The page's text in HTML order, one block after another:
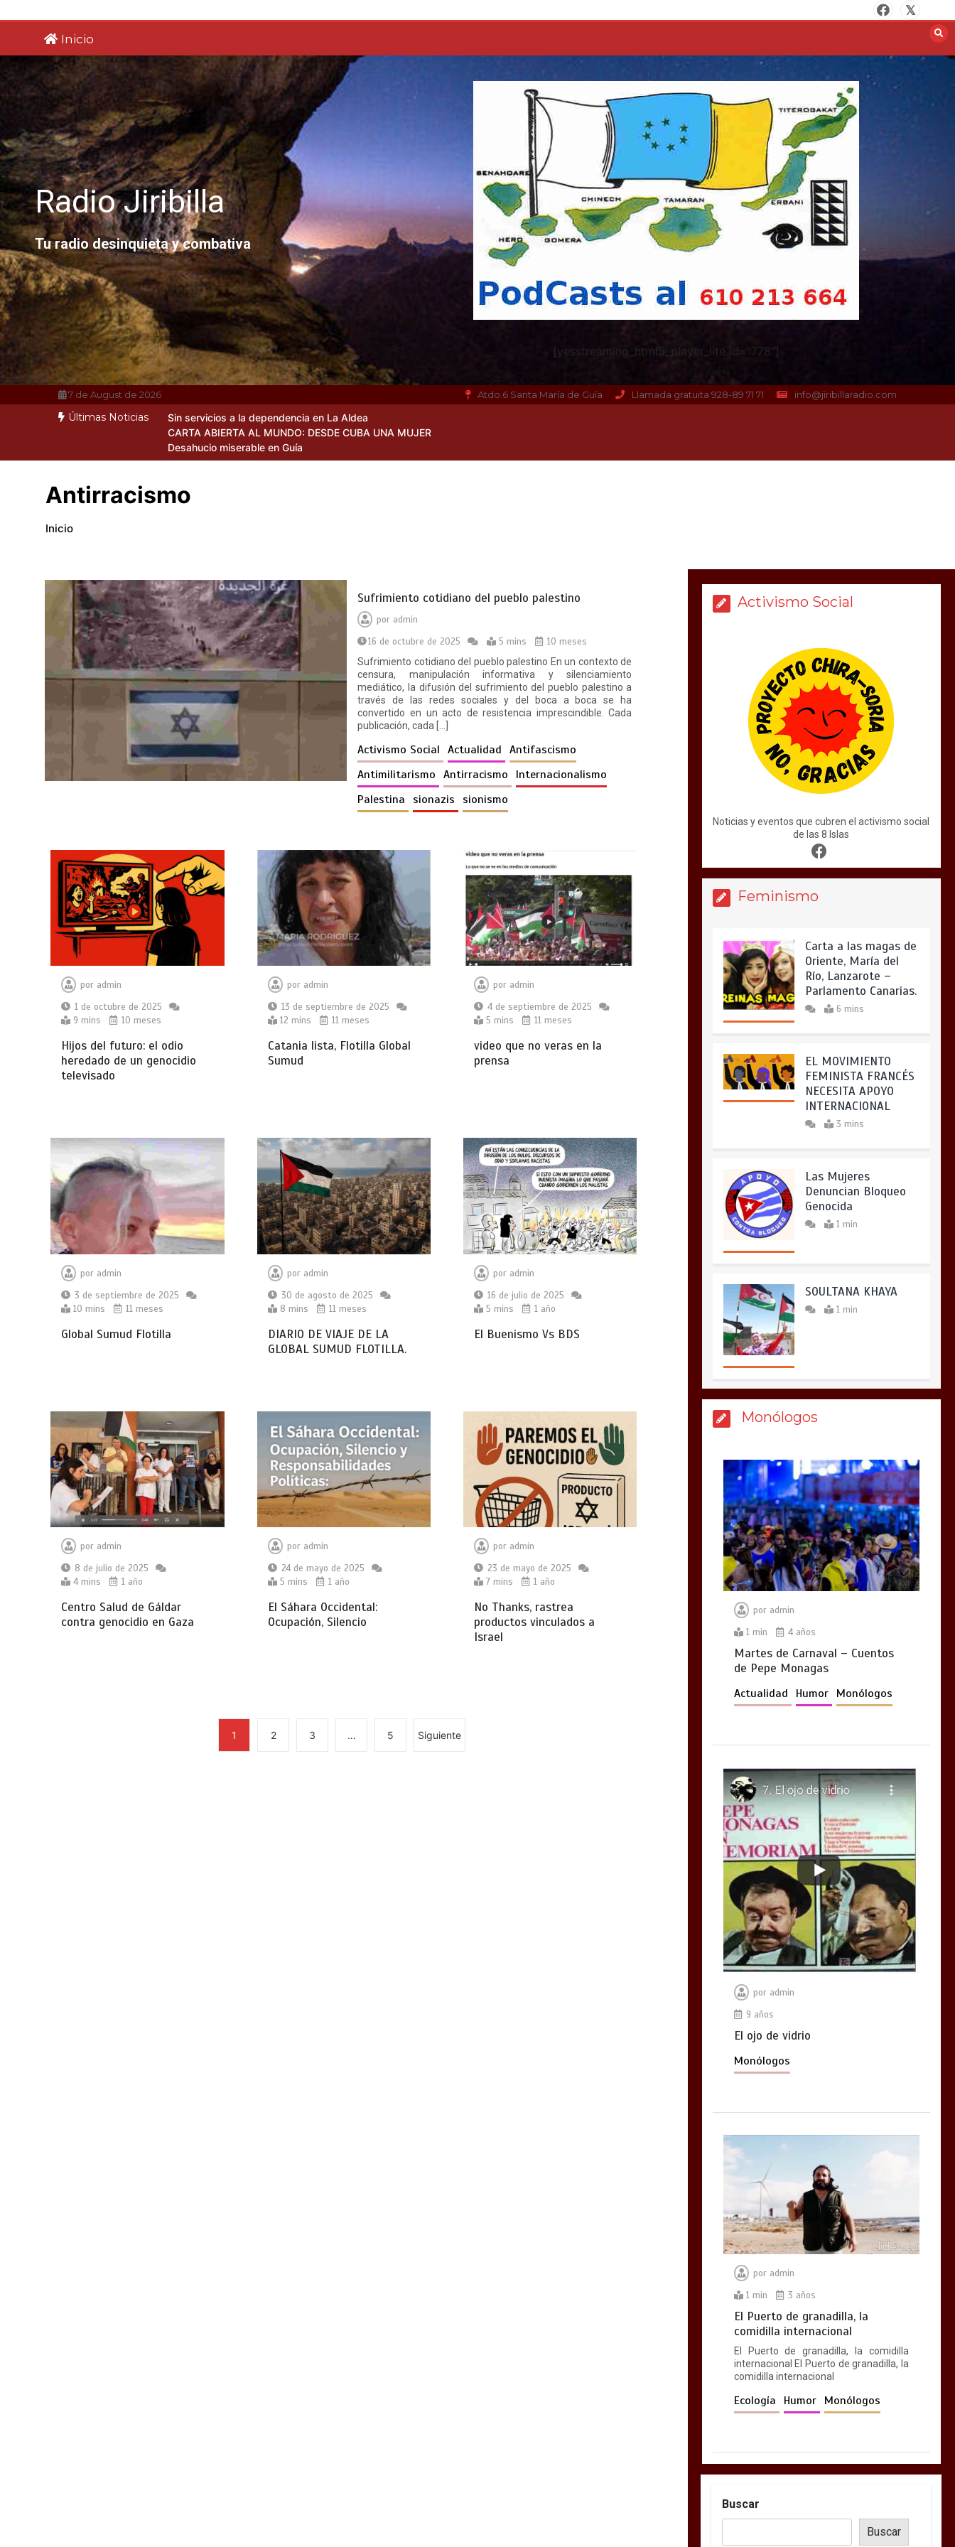
al
contenido Inicio
Radio Jiribilla
Tu radio desinquieta y combativa
[yesstreaming_html5_player_lite id="778"]
7 de August de 2026 Atdo.6 Santa María de Guía Llamada gratuita 928-89 71 71 info@jiribillaradio.com
Últimas Noticias
Sin servicios a la dependencia en La Aldea
CARTA ABIERTA AL MUNDO: DESDE CUBA UNA MUJER
Desahucio miserable en Guía
Antirracismo
Inicio
Sufrimiento cotidiano del pueblo palestino
por admin
16 de octubre de 2025
5 mins
10 meses
Sufrimiento cotidiano del pueblo palestino En un contexto de
censura, manipulación informativa y silenciamiento
mediático, la difusión del sufrimiento del pueblo palestino a
través de las redes sociales y del boca a boca se ha
convertido en un acto de resistencia imprescindible. Cada
publicación, cada […]
Activismo Social Actualidad
Antifascismo
Antimilitarismo
Antirracismo
Internacionalismo
Palestina
sionazis sionismo
por admin
1 de octubre de 2025
9 mins
10 meses
Hijos del futuro: el odio
heredado de un genocidio
televisado
por admin
13 de septiembre de 2025
12 mins
11 meses
Catania lista, Flotilla Global
Sumud
por admin
4 de septiembre de 2025
5 mins
11 meses
video que no veras en la
prensa
por admin
3 de septiembre de 2025
10 mins
11 meses
Global Sumud Flotilla
por admin
30 de agosto de 2025
8 mins
11 meses
DIARIO DE VIAJE DE LA
GLOBAL SUMUD FLOTILLA.
por admin
16 de julio de 2025
5 mins
1 año
El Buenismo Vs BDS
por admin
8 de julio de 2025
4 mins
1 año
Centro Salud de Gáldar
contra genocidio en Gaza
por admin
24 de mayo de 2025
5 mins
1 año
El Sáhara Occidental:
Ocupación, Silencio
por admin
23 de mayo de 2025
7 mins
1 año
No Thanks, rastrea
productos vinculados a
Israel
1 2 3 … 5 Siguiente
Activismo Social
Noticias y eventos que cubren el activismo social
de las 8 Islas
Feminismo
Carta a las magas de
Oriente, María del
Río, Lanzarote –
Parlamento Canarias.
6 mins
EL MOVIMIENTO
FEMINISTA FRANCÉS
NECESITA APOYO
INTERNACIONAL
3 mins
Las Mujeres
Denuncian Bloqueo
Genocida
1 min
SOULTANA KHAYA
1 min
Monólogos
por admin
1 min
4 años
Martes de Carnaval – Cuentos
de Pepe Monagas
Actualidad Humor Monólogos
por admin
9 años
El ojo de vidrio
Monólogos
por admin
1 min
3 años
El Puerto de granadilla, la
comidilla internacional
El Puerto de granadilla, la comidilla
internacional El Puerto de granadilla, la
comidilla internacional
Ecología Humor Monólogos
Buscar
Buscar